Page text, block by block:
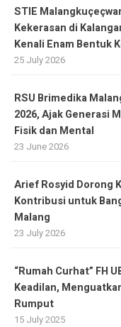
STIE
Kekerasan di
Kenali Enam Bentuk
25 July 2026
RSU Brimedika
2026, Ajak Generasi
Fisik dan Mental
23 June 2026
Arief Rosyid Dorong
Kontribusi untuk
Malang
23 July 2026
“Rumah Curhat” FH
Keadilan,
Rumput
15 July 2025